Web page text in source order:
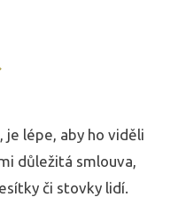
lépe, aby ho viděli
důležitá smlouva,
či stovky lidí.